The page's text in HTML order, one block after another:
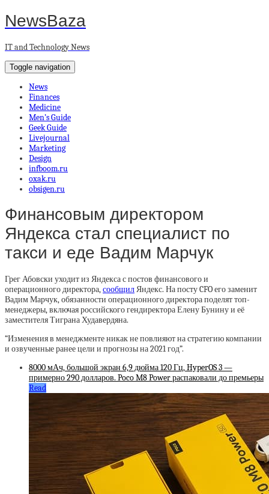
NewsBaza
IT and Technology News
Toggle navigation
News
Finances
Medicine
Men’s Guide
Geek Guide
Livejournal
Marketing
Design
infboom.ru
oxak.ru
obsigen.ru
Финансовым директором
Яндекса стал специалист по
такси и еде Вадим Марчук
Грег Абовски уходит из Яндекса с постов финансового и
операционного директора,сообщилЯндекс. На посту CFO его заменит
Вадим Марчук, обязанности операционного директора поделят топ-
менеджеры, включая российского гендиректора Елену Бунину и её
заместителя Тиграна Худавердяна.
“Изменения в менеджменте никак не повлияют на стратегию компании
и озвученные ранее цели и прогнозы на 2021 год”.
8000 мАч, большой экран 6,9 дюйма 120 Гц, HyperOS 3 —
примерно 290 долларов. Poco M8 Power распаковали до премьеры
Read